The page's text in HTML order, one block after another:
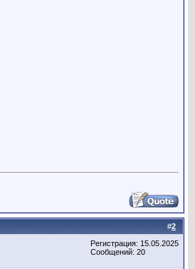
#2
Регистрация: 15.05.2025
Сообщений: 20